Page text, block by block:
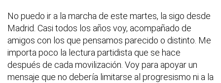
No puedo ir a la marcha de este martes, la sigo desde
Madrid. Casi todos los años voy, acompañado de
amigos con los que pensamos parecido o distinto. Me
importa poco la lectura partidista que se hace
después de cada movilización. Voy para apoyar un
mensaje que no debería limitarse al progresismo ni a la